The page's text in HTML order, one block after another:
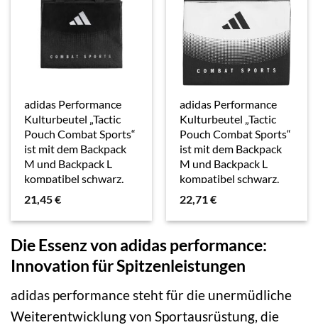
adidas Performance
Kulturbeutel „Tactic
Pouch Combat Sports“
ist mit dem Backpack
M und Backpack L
kompatibel schwarz,
silber
21,45€
adidas Performance
Kulturbeutel „Tactic
Pouch Combat Sports“
ist mit dem Backpack
M und Backpack L
kompatibel schwarz,
weiß
22,71€
Die Essenz von adidas performance:
Innovation für Spitzenleistungen
adidas performance steht für die unermüdliche
Weiterentwicklung von Sportausrüstung, die